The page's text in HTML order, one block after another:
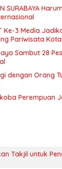
SURABAYA
Ke-3 Media
Pariwisata
Sambut 28
dengan Orang
Perempuan
Takjil untuk